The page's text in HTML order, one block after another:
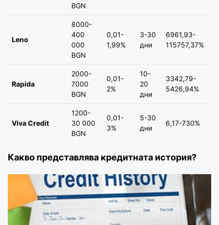
BGN
Leno
8000-
400
000
BGN
0,01-
1,99%
3-30
дни
6961,93-
115757,37%
Rapida
2000-
7000
BGN
0,01-
2%
10-
20
дни
3342,79-
5426,94%
Viva Credit
1200-
30 000
BGN
0,01-
3%
5-30
дни
6,17-730%
Какво представлява кредитната история?